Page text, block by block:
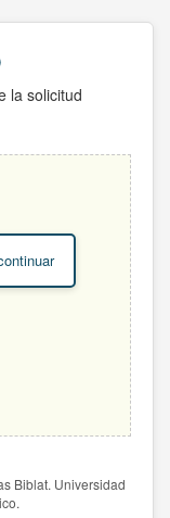
la solicitud
Biblat. Universidad